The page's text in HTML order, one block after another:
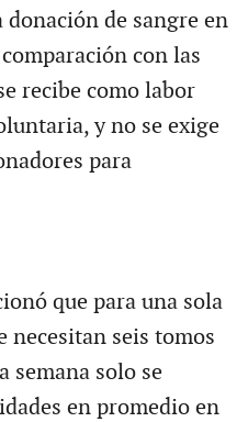
donación de sangre en
con las
recibe como labor
y no se exige
para
que para una sola
necesitan seis tomos
semana solo se
en promedio en